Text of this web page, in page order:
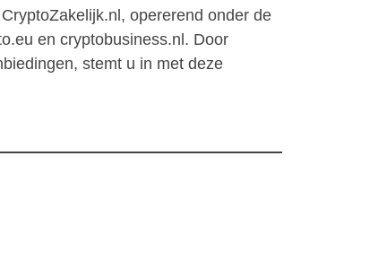
opererend onder de
en cryptobusiness.nl. Door
stemt u in met deze